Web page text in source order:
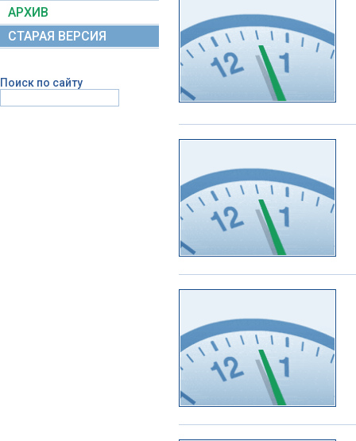
АРХИВ
СТАРАЯ ВЕРСИЯ
Поиск по сайту